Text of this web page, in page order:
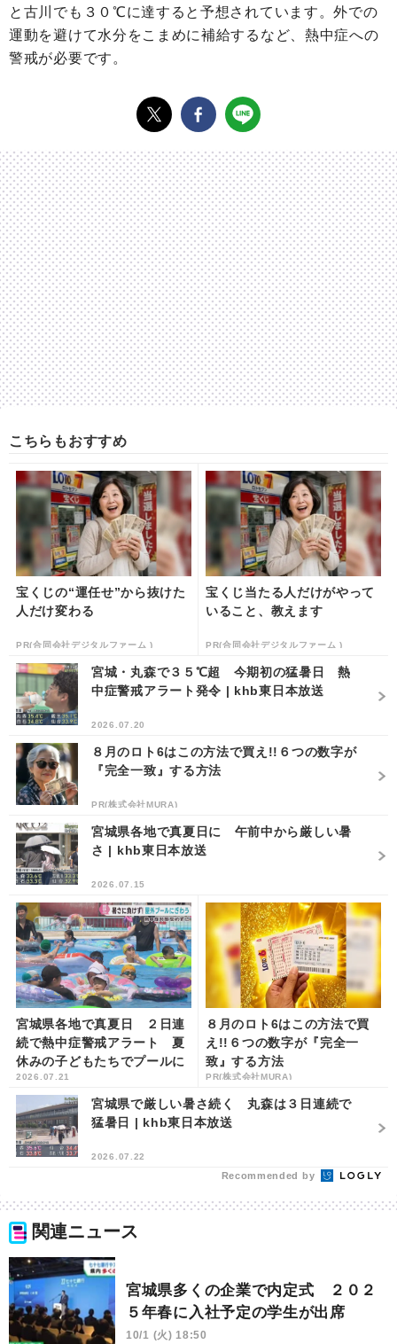
と古川でも３０℃に達すると予想されています。外での
運動を避けて水分をこまめに補給するなど、熱中症への
警戒が必要です。
こちらもおすすめ
宝くじの“運任せ”から抜けた
人だけ変わる
PR(合同会社デジタルファーム )
宝くじ当たる人だけがやって
いること、教えます
PR(合同会社デジタルファーム )
宮城・丸森で３５℃超 今期初の猛暑日 熱
中症警戒アラート発令 | khb東日本放送
2026.07.20
８月のロト6はこの方法で買え!!６つの数字が
『完全一致』する方法
PR(株式会社MURA)
宮城県各地で真夏日に 午前中から厳しい暑
さ | khb東日本放送
2026.07.15
宮城県各地で真夏日 ２日連
続で熱中症警戒アラート 夏
休みの子どもたちでプールに
ぎわう | khb東日本放送
2026.07.21
８月のロト6はこの方法で買
え!!６つの数字が『完全一
致』する方法
PR(株式会社MURA)
宮城県で厳しい暑さ続く 丸森は３日連続で
猛暑日 | khb東日本放送
2026.07.22
Recommended by
関連ニュース
宮城県多くの企業で内定式 ２０２
５年春に入社予定の学生が出席
10/1 (火) 18:50